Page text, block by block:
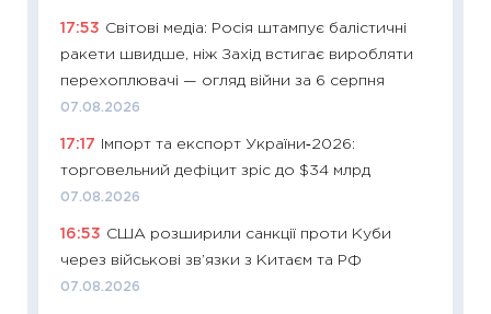
17:53 Світові медіа: Росія штампує балістичні
ракети швидше, ніж Захід встигає виробляти
перехоплювачі — огляд війни за 6 серпня
07.08.2026
17:17
Імпорт та експорт України‑2026:
торговельний дефіцит зріс до $34 млрд
07.08.2026
16:53 США розширили санкції проти Куби
через військові зв’язки з Китаєм та РФ
07.08.2026